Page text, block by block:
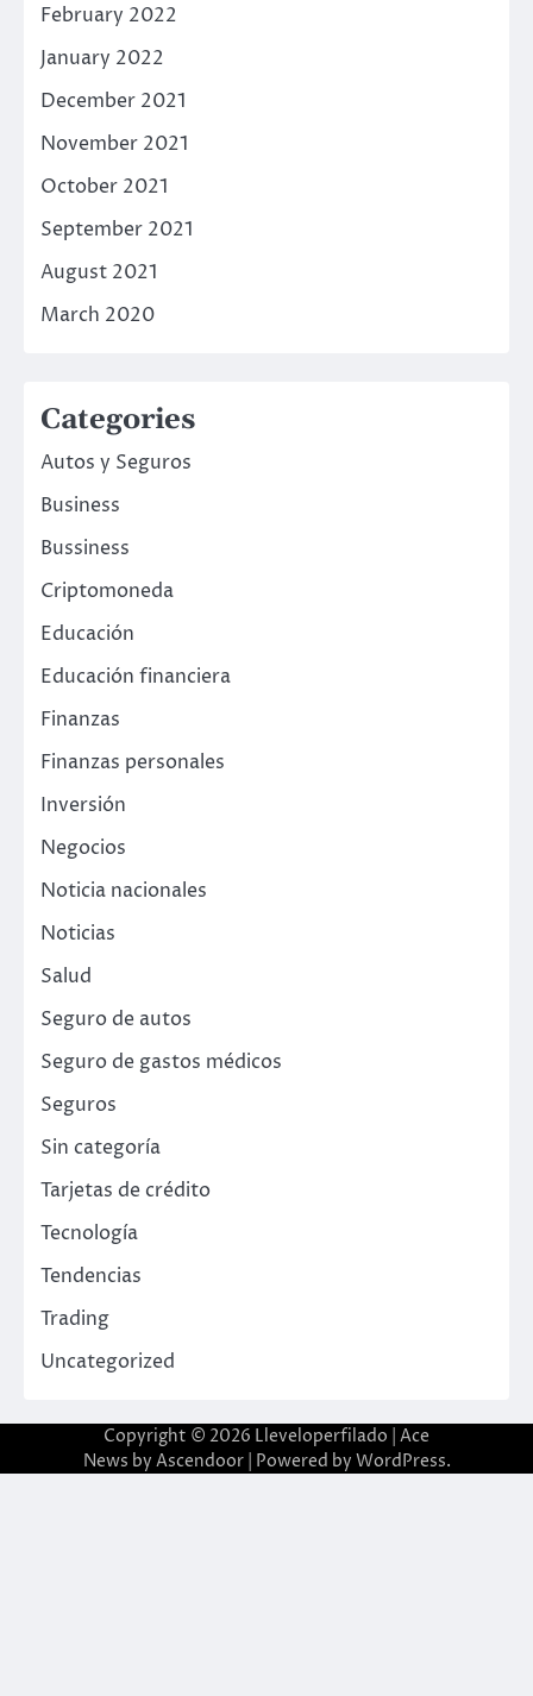
February 2022
January 2022
December 2021
November 2021
October 2021
September 2021
August 2021
March 2020
Categories
Autos y Seguros
Business
Bussiness
Criptomoneda
Educación
Educación financiera
Finanzas
Finanzas personales
Inversión
Negocios
Noticia nacionales
Noticias
Salud
Seguro de autos
Seguro de gastos médicos
Seguros
Sin categoría
Tarjetas de crédito
Tecnología
Tendencias
Trading
Uncategorized
Copyright © 2026 Lleveloperfilado | Ace
News by Ascendoor| Powered by WordPress.